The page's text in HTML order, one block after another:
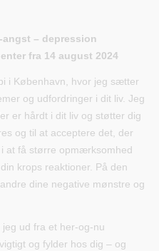
– depression
fra 14 august 2024
i København, hvor jeg sætter
og udfordringer i dit liv. Jeg
er hårdt i dit liv og støtter dig
og til at acceptere det, der
at få større opmærksomhed
krops reaktioner. På den
dine negative mønstre og
ud fra et her-og-nu
og fylder hos dig – og